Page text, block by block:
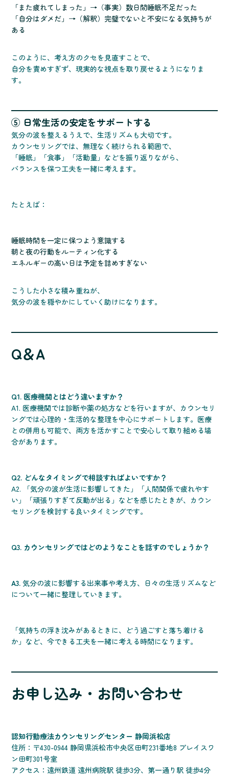
「また疲れてしまった」→（事実）数日間睡眠不足だった
「自分はダメだ」→（解釈）完璧でないと不安になる気持ちが
ある
このように、考え方のクセを見直すことで、
自分を責めすぎず、現実的な視点を取り戻せるようになりま
す。
⑤ 日常生活の安定をサポートする
気分の波を整えるうえで、生活リズムも大切です。
カウンセリングでは、無理なく続けられる範囲で、
「睡眠」「食事」「活動量」などを振り返りながら、
バランスを保つ工夫を一緒に考えます。
たとえば：
睡眠時間を一定に保つよう意識する
朝と夜の行動をルーティン化する
エネルギーの高い日は予定を詰めすぎない
こうした小さな積み重ねが、
気分の波を穏やかにしていく助けになります。
Q＆A
Q1. 医療機関とはどう違いますか？
A1. 医療機関では診断や薬の処方などを行いますが、カウンセリ
ングでは心理的・生活的な整理を中心にサポートします。医療
との併用も可能で、両方を活かすことで安心して取り組める場
合があります。
Q2. どんなタイミングで相談すればよいですか？
A2. 「気分の波が生活に影響してきた」「人間関係で疲れやす
い」「頑張りすぎて反動が出る」などを感じたときが、カウン
セリングを検討する良いタイミングです。
Q3. カウンセリングではどのようなことを話すのでしょうか？
A3. 気分の波に影響する出来事や考え方、日々の生活リズムなど
について一緒に整理していきます。
「気持ちの浮き沈みがあるときに、どう過ごすと落ち着ける
か」など、今できる工夫を一緒に考える時間になります。
お申し込み・お問い合わせ
認知行動療法カウンセリングセンター 静岡浜松店
住所：〒430-0944 静岡県浜松市中央区田町231番地8 プレイスワ
ン田町301号室
アクセス：遠州鉄道 遠州病院駅 徒歩3分、第一通り駅 徒歩4分